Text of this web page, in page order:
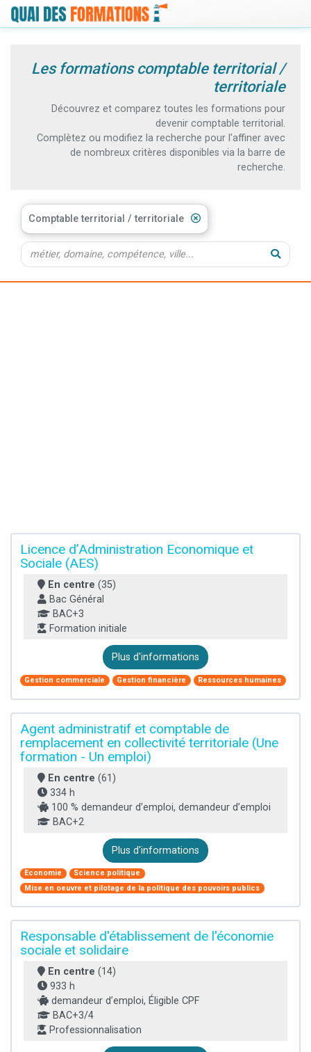
Les formations comptable territorial /
territoriale
Découvrez et comparez toutes les formations pour
devenir comptable territorial.
Complètez ou modifiez la recherche pour l'affiner avec
de nombreux critères disponibles via la barre de
recherche.
Comptable territorial / territoriale
Licence d’Administration Economique et
Sociale (AES)
En centre (35)
Bac Général
BAC+3
Formation initiale
Plus d'informations
Gestion commerciale Gestion financière Ressources humaines
Agent administratif et comptable de
remplacement en collectivité territoriale (Une
formation - Un emploi)
En centre (61)
334 h
100 % demandeur d’emploi, demandeur d’emploi
BAC+2
Plus d'informations
Economie
Science politique
Mise en oeuvre et pilotage de la politique des pouvoirs publics
Responsable d'établissement de l'économie
sociale et solidaire
En centre (14)
933 h
demandeur d’emploi, Éligible CPF
BAC+3/4
Professionnalisation